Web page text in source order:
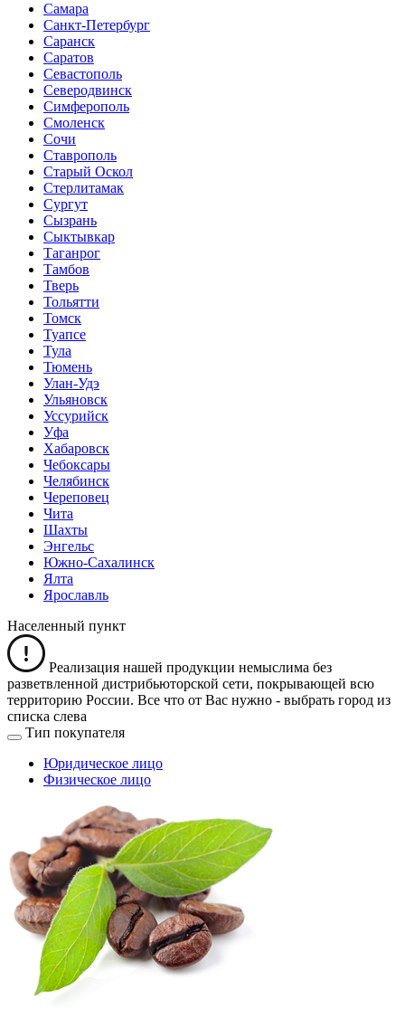
Самара
Санкт-Петербург
Саранск
Саратов
Севастополь
Северодвинск
Симферополь
Смоленск
Сочи
Ставрополь
Старый Оскол
Стерлитамак
Сургут
Сызрань
Сыктывкар
Таганрог
Тамбов
Тверь
Тольятти
Томск
Туапсе
Тула
Тюмень
Улан-Удэ
Ульяновск
Уссурийск
Уфа
Хабаровск
Чебоксары
Челябинск
Череповец
Чита
Шахты
Энгельс
Южно-Сахалинск
Ялта
Ярославль
Населенный пункт
Реализация нашей продукции немыслима без
разветвленной дистрибьюторской сети, покрывающей всю
территорию России. Все что от Вас нужно - выбрать город из
списка слева
Тип покупателя
Юридическое лицо
Физическое лицо